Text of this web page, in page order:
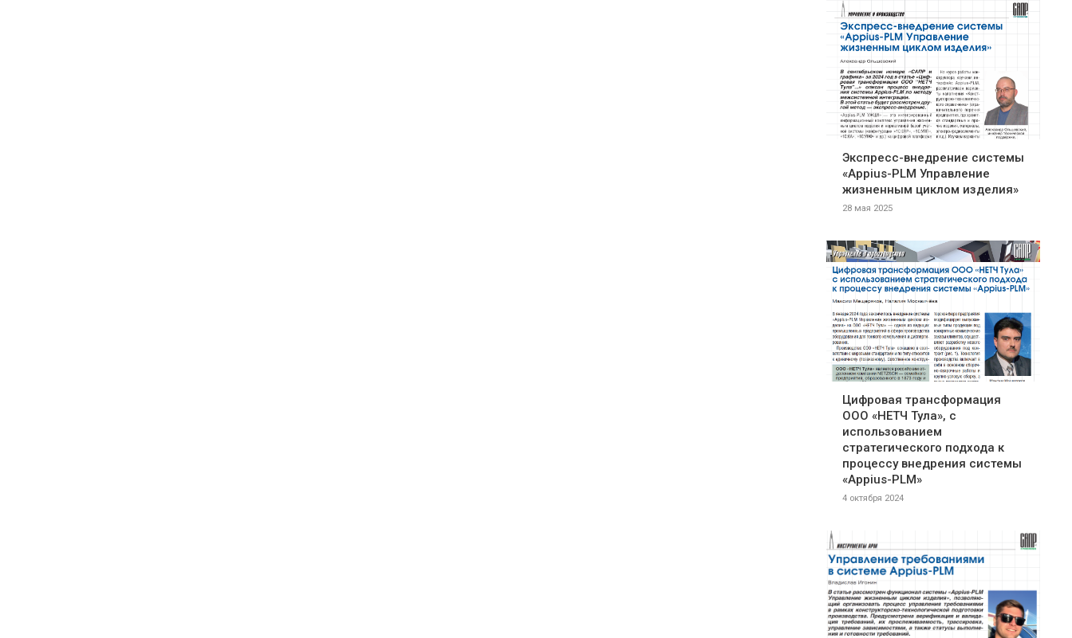
Экспресс-внедрение системы
«Appius-PLM Управление
жизненным циклом изделия»
28 мая 2025
Цифровая трансформация
ООО «НЕТЧ Тула», с
использованием
стратегического подхода к
процессу внедрения системы
«Appius-PLM»
4 октября 2024